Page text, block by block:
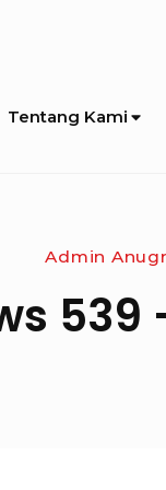
Tentang Kami
Admin
539